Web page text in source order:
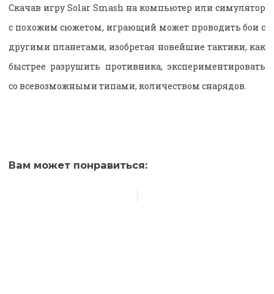
Скачав игру Solar Smash на компьютер или симулятор
с похожим сюжетом, играющий может проводить бои с
другими планетами, изобретая новейшие тактики, как
быстрее разрушить противника, экспериментировать
со всевозможными типами, количеством снарядов.
Вам может понравиться: